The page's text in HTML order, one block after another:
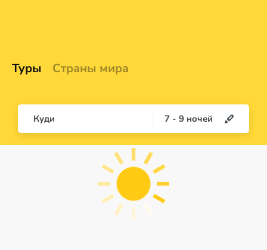
Туры Страны мира
Куди 7 - 9 ночей